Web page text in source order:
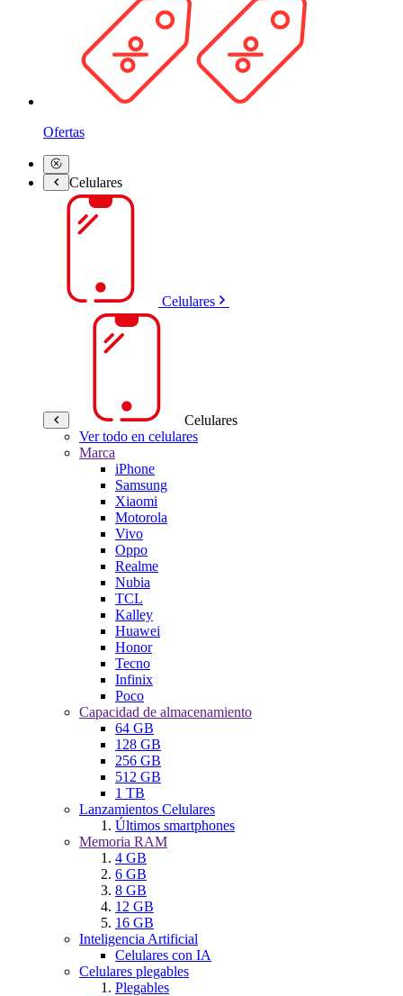
Ofertas
Celulares
Celulares
Celulares
Ver todo en celulares
Marca
iPhone
Samsung
Xiaomi
Motorola
Vivo
Oppo
Realme
Nubia
TCL
Kalley
Huawei
Honor
Tecno
Infinix
Poco
Capacidad de almacenamiento
64 GB
128 GB
256 GB
512 GB
1 TB
Lanzamientos Celulares
Últimos smartphones
Memoria RAM
4 GB
6 GB
8 GB
12 GB
16 GB
Inteligencia Artificial
Celulares con IA
Celulares plegables
Plegables